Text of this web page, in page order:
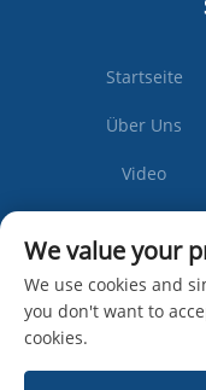
Startseite
Über Uns
Video
We value your
We use cookies and
you don't want to
cookies.